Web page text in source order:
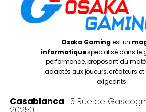
Osaka Gamingest un
informatiquespécialisé dans le
performance, proposant du
adaptés aux joueurs, créateurs et
exigeants
Casablanca : 5 Rue de
20250